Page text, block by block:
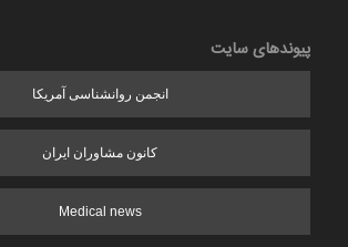
پیوندهای سایت
انجمن روانشناسی آمریکا
کانون مشاوران ایران
Medical news